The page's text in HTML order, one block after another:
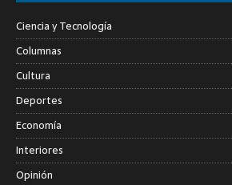
Ciencia y Tecnología
Columnas
Cultura
Deportes
Economía
Interiores
Opinión